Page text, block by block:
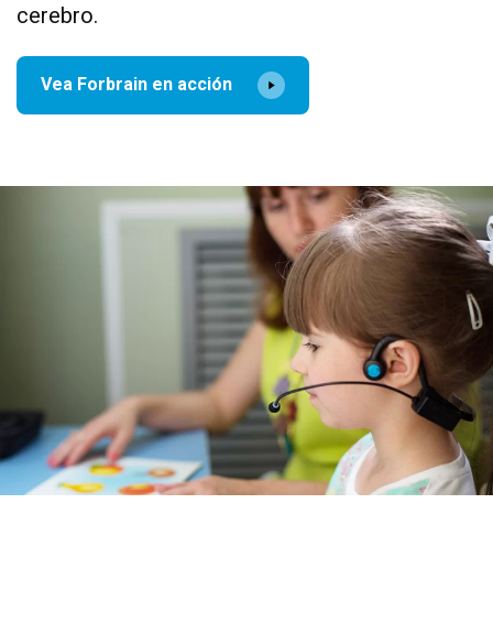
cerebro.
Vea Forbrain en acción